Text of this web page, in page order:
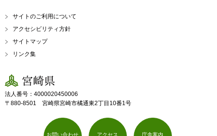
サイトのご利用について
アクセシビリティ方針
サイトマップ
リンク集
宮崎県
法人番号：4000020450006
〒880-8501 宮崎県宮崎市橘通東2丁目10番1号
お問い合わせ アクセス 庁舎案内